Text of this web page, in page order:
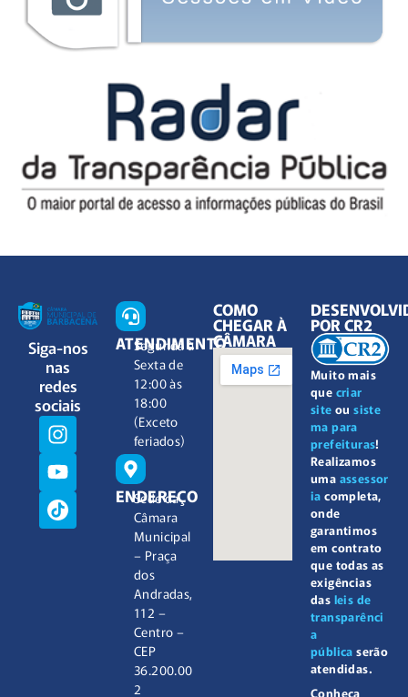
Siga-nos
nas
redes
sociais
ATENDIMENTO
Segunda à
Sexta de
12:00 às
18:00
(Exceto
feriados)
ENDEREÇO
Sede da
Câmara
Municipal
– Praça
dos
Andradas,
112 –
Centro –
CEP
36.200.00
2
COMO
CHEGAR À
CÂMARA
Muito mais
que criar
site ousiste
ma para
prefeituras!
Realizamos
uma assessor
ia completa,
onde
garantimos
em contrato
que todas as
exigências
das leis de
transparênci
a
pública serão
atendidas.
Conheça
POR CR2